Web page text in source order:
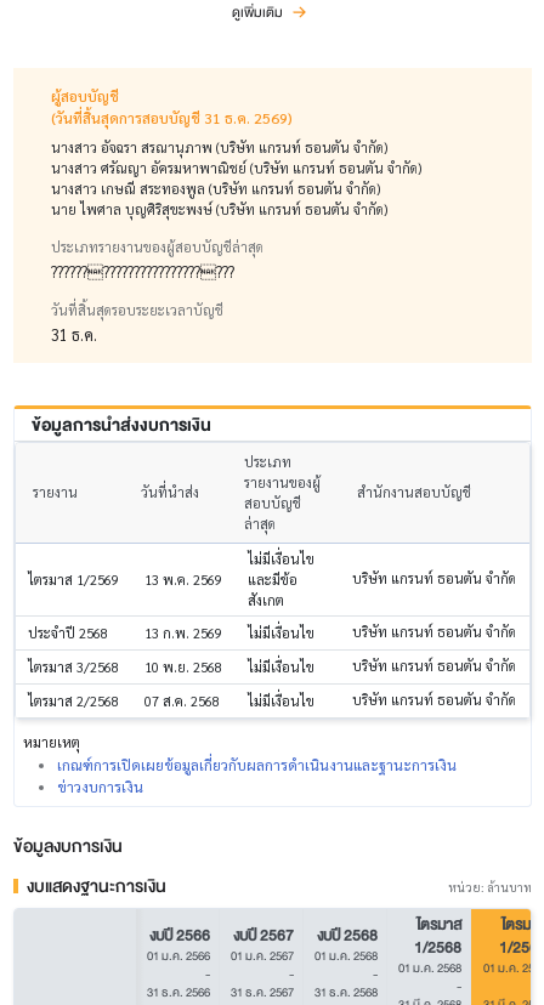
ดูเพิ่มเติม
ผู้สอบบัญชี
(วันที่สิ้นสุดการสอบบัญชี 31 ธ.ค. 2569)
นางสาว อัจฉรา สรณานุภาพ (บริษัท แกรนท์ ธอนตัน จำกัด)
นางสาว ศรัณญา อัครมหาพาณิชย์ (บริษัท แกรนท์ ธอนตัน จำกัด)
นางสาว เกษณี สระทองพูล (บริษัท แกรนท์ ธอนตัน จำกัด)
นาย ไพศาล บุญศิริสุขะพงษ์ (บริษัท แกรนท์ ธอนตัน จำกัด)
ประเภทรายงานของผู้สอบบัญชีล่าสุด
?????????????????????????
วันที่สิ้นสุดรอบระยะเวลาบัญชี
31 ธ.ค.
ข้อมูลการนำส่งงบการเงิน
รายงาน วันที่นำส่ง
ประเภท
รายงานของผู้
สอบบัญชี
ล่าสุด
สำนักงานสอบบัญชี
ไตรมาส 1/2569 13 พ.ค. 2569
ไม่มีเงื่อนไข
และมีข้อ
สังเกต
บริษัท แกรนท์ ธอนตัน จำกัด
ประจำปี 2568 13 ก.พ. 2569 ไม่มีเงื่อนไข
บริษัท แกรนท์ ธอนตัน จำกัด
ไตรมาส 3/2568
10 พ.ย. 2568 ไม่มีเงื่อนไข
บริษัท แกรนท์ ธอนตัน จำกัด
ไตรมาส 2/2568
07 ส.ค. 2568 ไม่มีเงื่อนไข บริษัท แกรนท์ ธอนตัน จำกัด
หมายเหตุ
เกณฑ์การเปิดเผยข้อมูลเกี่ยวกับผลการดำเนินงานและฐานะการเงิน
ข่าวงบการเงิน
ข้อมูลงบการเงิน
งบแสดงฐานะการเงิน
หน่วย: ล้านบาท
งบปี 2566
01 ม.ค. 2566
-
31 ธ.ค. 2566
งบปี 2567
01 ม.ค. 2567
-
31 ธ.ค. 2567
งบปี 2568
01 ม.ค. 2568
-
31 ธ.ค. 2568
ไตรมาส
1/2568
01 ม.ค. 2568
-
ไตรมา
1/
01 ม.ค.